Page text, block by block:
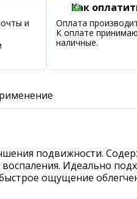
и
Как
Оплата
К оплате
наличные.
подвижности.
Идеально
ощущение